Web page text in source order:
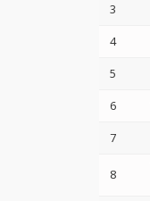
3
4
5
6
7
8